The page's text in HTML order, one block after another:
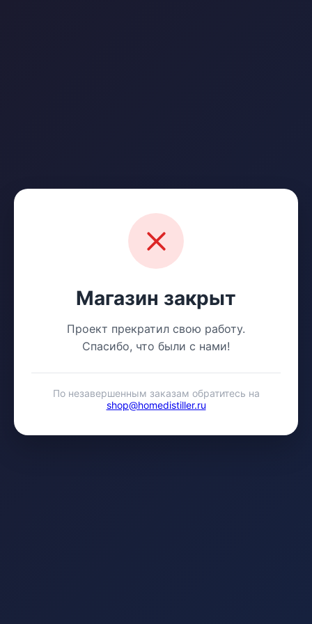
Магазин закрыт
Проект прекратил свою работу.
Спасибо, что были с нами!
По незавершенным заказам обратитесь на
shop@homedistiller.ru